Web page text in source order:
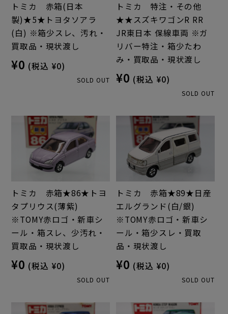
トミカ 赤箱(日本
製)★5★トヨタソアラ
(白) ※箱少スレ、汚れ・
買取品・現状渡し
¥0 (税込 ¥0)
SOLD OUT
トミカ 特注・その他
★★スズキワゴンR RR
JR東日本 保線車両 ※ガ
リバー特注・箱少たわ
み・買取品・現状渡し
¥0 (税込 ¥0)
SOLD OUT
トミカ 赤箱★86★トヨ
タプリウス(薄紫)
※TOMY赤ロゴ・新車シ
ール・箱スレ、少汚れ・
買取品・現状渡し
¥0 (税込 ¥0)
SOLD OUT
トミカ 赤箱★89★日産
エルグランド(白/銀)
※TOMY赤ロゴ・新車シ
ール・箱少スレ・買取
品・現状渡し
¥0 (税込 ¥0)
SOLD OUT